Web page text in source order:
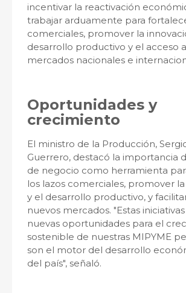
incentivar la reactivación
trabajar arduamente para
comerciales, promover la
desarrollo productivo y el acceso
mercados nacionales e
Oportunidades y
crecimiento
El ministro de la Producción,
Guerrero, destacó la importancia
de negocio como herramienta
los lazos comerciales, promover
y el desarrollo productivo, y
nuevos mercados. "Estas
nuevas oportunidades para el
sostenible de nuestras MIPYME
son el motor del desarrollo
del país", señaló.